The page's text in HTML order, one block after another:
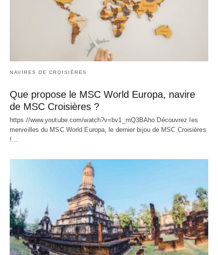
NAVIRES DE CROISIÈRES
Que propose le MSC World Europa, navire
de MSC Croisières ?
https://www.youtube.com/watch?v=bv1_mQ3BAho Découvrez les
merveilles du MSC World Europa, le dernier bijou de MSC Croisières
!…